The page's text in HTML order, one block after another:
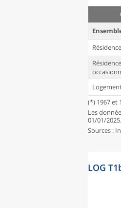
(*) 1967 et
Les
01/01/2025.
Sources :
LOG